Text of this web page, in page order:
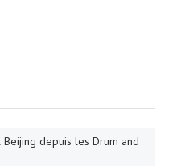
depuis les Drum and